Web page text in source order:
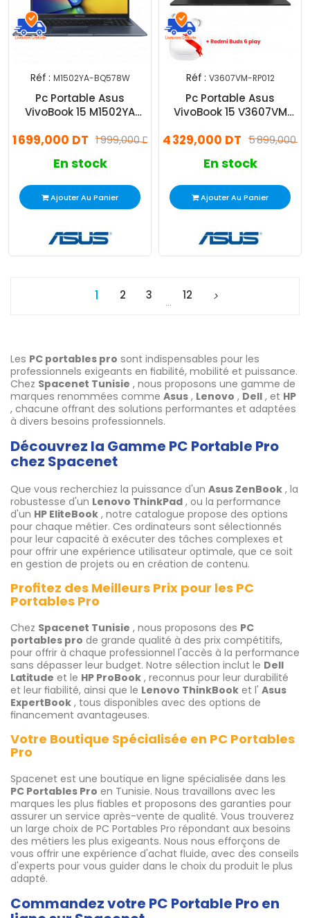
Réf : M1502YA-BQ578W
Pc Portable Asus
VivoBook 15 M1502YA
Windows 111 999,000 DT
1 699,000 DT
En stock
Ajouter Au Panier
Réf : V3607VM-RP012
Pc Portable Asus
VivoBook 15 V3607VM
SSD RTX 50605 899,000
4 329,000 DT
En stock
Ajouter Au Panier
1 2 3
…
12
Les PC portables pro sont indispensables pour les
professionnels exigeants en fiabilité, mobilité et puissance.
Chez Spacenet Tunisie , nous proposons une gamme de
marques renommées comme Asus , Lenovo , Dell , et HP
, chacune offrant des solutions performantes et adaptées
à divers besoins professionnels.
Découvrez la Gamme PC Portable Pro
chez Spacenet
Que vous recherchiez la puissance d'un Asus ZenBook , la
robustesse d'un Lenovo ThinkPad , ou la performance
d'un HP EliteBook , notre catalogue propose des options
pour chaque métier. Ces ordinateurs sont sélectionnés
pour leur capacité à exécuter des tâches complexes et
pour offrir une expérience utilisateur optimale, que ce soit
en gestion de projets ou en création de contenu.
Profitez des Meilleurs Prix pour les PC
Portables Pro
Chez Spacenet Tunisie , nous proposons des PC
portables pro de grande qualité à des prix compétitifs,
pour offrir à chaque professionnel l'accès à la performance
sans dépasser leur budget. Notre sélection inclut le Dell
Latitude et le HP ProBook , reconnus pour leur durabilité
et leur fiabilité, ainsi que le Lenovo ThinkBook et l' Asus
ExpertBook , tous disponibles avec des options de
financement avantageuses.
Votre Boutique Spécialisée en PC Portables
Pro
Spacenet est une boutique en ligne spécialisée dans les
PC Portables Pro en Tunisie. Nous travaillons avec les
marques les plus fiables et proposons des garanties pour
assurer un service après-vente de qualité. Vous trouverez
un large choix de PC Portables Pro répondant aux besoins
des métiers les plus exigeants. Nous nous efforçons de
vous offrir une expérience d'achat fluide, avec des conseils
d'experts pour vous guider dans le choix du produit le plus
adapté.
Commandez votre PC Portable Pro en